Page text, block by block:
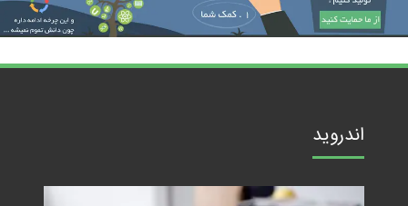
اندروید